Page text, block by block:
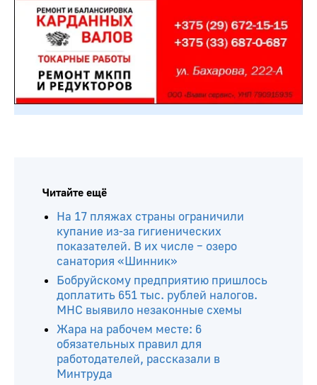
Читайте ещё
На 17 пляжах страны ограничили
купание из-за гигиенических
показателей. В их числе – озеро
санатория «Шинник»
Бобруйскому предприятию пришлось
доплатить 651 тыс. рублей налогов.
МНС выявило незаконные схемы
Жара на рабочем месте: 6
обязательных правил для
работодателей, рассказали в
Минтруда